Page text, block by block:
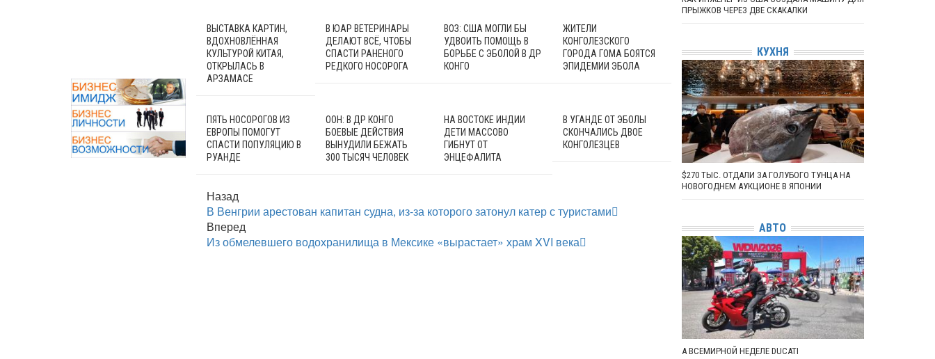
ВЫСТАВКА КАРТИН,
ВДОХНОВЛЁННАЯ
КУЛЬТУРОЙ КИТАЯ,
ОТКРЫЛАСЬ В
АРЗАМАСЕ
В ЮАР ВЕТЕРИНАРЫ
ДЕЛАЮТ ВСЁ, ЧТОБЫ
СПАСТИ РАНЕНОГО
РЕДКОГО НОСОРОГА
ВОЗ: США МОГЛИ БЫ
УДВОИТЬ ПОМОЩЬ В
БОРЬБЕ С ЭБОЛОЙ В ДР
КОНГО
ЖИТЕЛИ
КОНГОЛЕЗСКОГО
ГОРОДА ГОМА БОЯТСЯ
ЭПИДЕМИИ ЭБОЛА
ПЯТЬ НОСОРОГОВ ИЗ
ЕВРОПЫ ПОМОГУТ
СПАСТИ ПОПУЛЯЦИЮ В
РУАНДЕ
ООН: В ДР КОНГО
БОЕВЫЕ ДЕЙСТВИЯ
ВЫНУДИЛИ БЕЖАТЬ
300 ТЫСЯЧ ЧЕЛОВЕК
НА ВОСТОКЕ ИНДИИ
ДЕТИ МАССОВО
ГИБНУТ ОТ
ЭНЦЕФАЛИТА
В УГАНДЕ ОТ ЭБОЛЫ
СКОНЧАЛИСЬ ДВОЕ
КОНГОЛЕЗЦЕВ
Назад
В Венгрии арестован капитан судна, из-за которого затонул катер с туристами
Вперед
Из обмелевшего водохранилища в Мексике «вырастает» храм XVI века
ПРЫЖКОВ ЧЕРЕЗ ДВЕ СКАКАЛКИ
КУХНЯ
$270 ТЫС. ОТДАЛИ ЗА ГОЛУБОГО ТУНЦА НА
НОВОГОДНЕМ АУКЦИОНЕ В ЯПОНИИ
АВТО
А ВСЕМИРНОЙ НЕДЕЛЕ DUCATI